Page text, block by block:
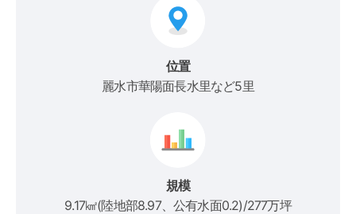
位置
麗水市華陽面長水里など5里
規模
9.17㎢(陸地部8.97、公有水面0.2)/277万坪